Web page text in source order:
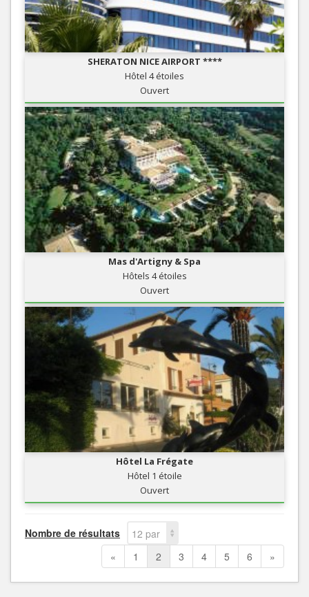
SHERATON NICE AIRPORT ****
Hôtel 4 étoiles
Ouvert
Mas d'Artigny & Spa
Hôtels 4 étoiles
Ouvert
Hôtel La Frégate
Hôtel 1 étoile
Ouvert
Nombre de résultats
12 par
page
« 1 2 3 4 5 6 »